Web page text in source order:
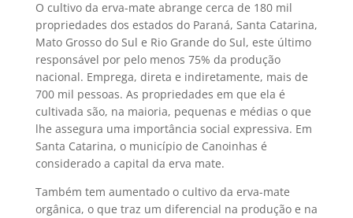
O cultivo da erva-mate abrange cerca de 180 mil
propriedades dos estados do Paraná, Santa Catarina,
Mato Grosso do Sul e Rio Grande do Sul, este último
responsável por pelo menos 75% da produção
nacional. Emprega, direta e indiretamente, mais de
700 mil pessoas. As propriedades em que ela é
cultivada são, na maioria, pequenas e médias o que
lhe assegura uma importância social expressiva. Em
Santa Catarina, o município de Canoinhas é
considerado a capital da erva mate.
Também tem aumentado o cultivo da erva-mate
orgânica, o que traz um diferencial na produção e na